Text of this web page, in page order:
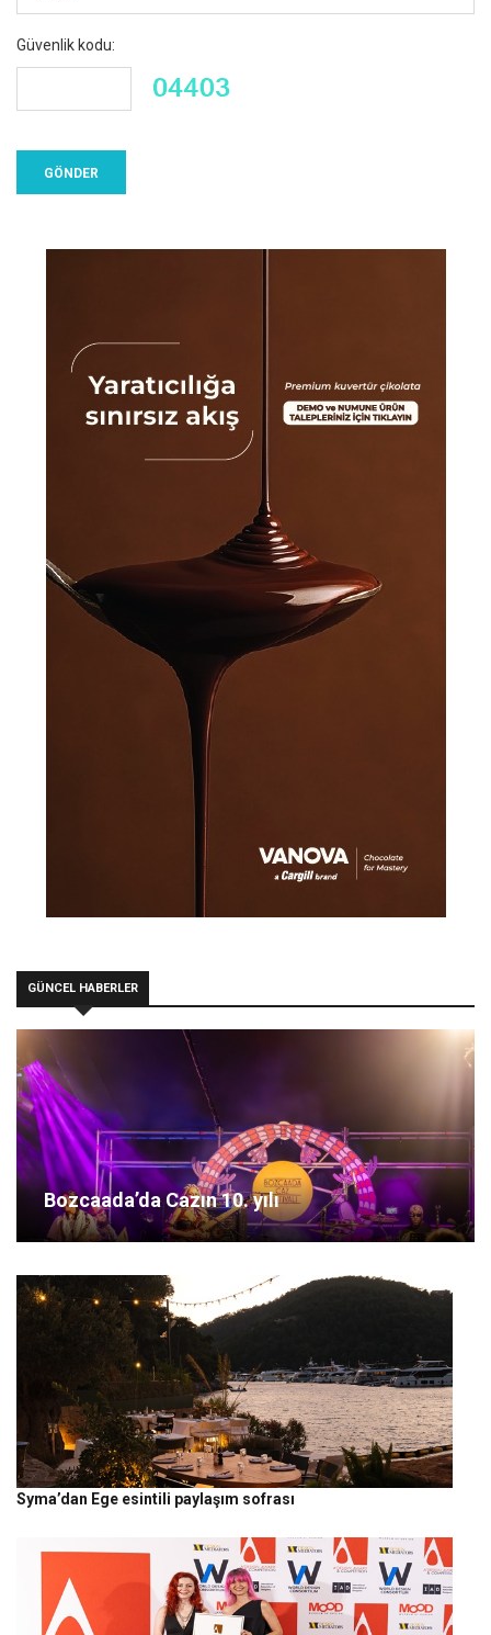
Güvenlik kodu:
GÜNCEL HABERLER
Bozcaada’da Cazın 10. yılı
Syma’dan Ege esintili paylaşım sofrası